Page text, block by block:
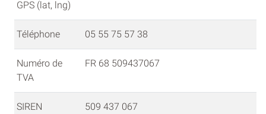
GPS (lat, lng)
Téléphone 05 55 75 57 38
Numéro de
TVA
FR 68 509437067
SIREN 509 437 067